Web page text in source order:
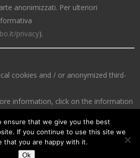
anonimizzati. Per ulteriori
privacy).
cookies and / or anonymized third-
information, click on the information
ensure that we give you the best
If you continue to use this site we
that you are happy with it.
Ok